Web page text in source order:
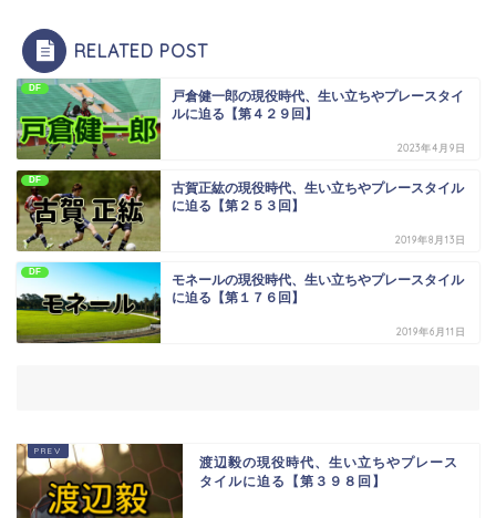
RELATED POST
DF
戸倉健一郎の現役時代、生い立ちやプレースタイ
ルに迫る【第４２９回】
2023年4月9日
DF
古賀正紘の現役時代、生い立ちやプレースタイル
に迫る【第２５３回】
2019年8月13日
DF
モネールの現役時代、生い立ちやプレースタイル
に迫る【第１７６回】
2019年6月11日
渡辺毅の現役時代、生い立ちやプレース
タイルに迫る【第３９８回】